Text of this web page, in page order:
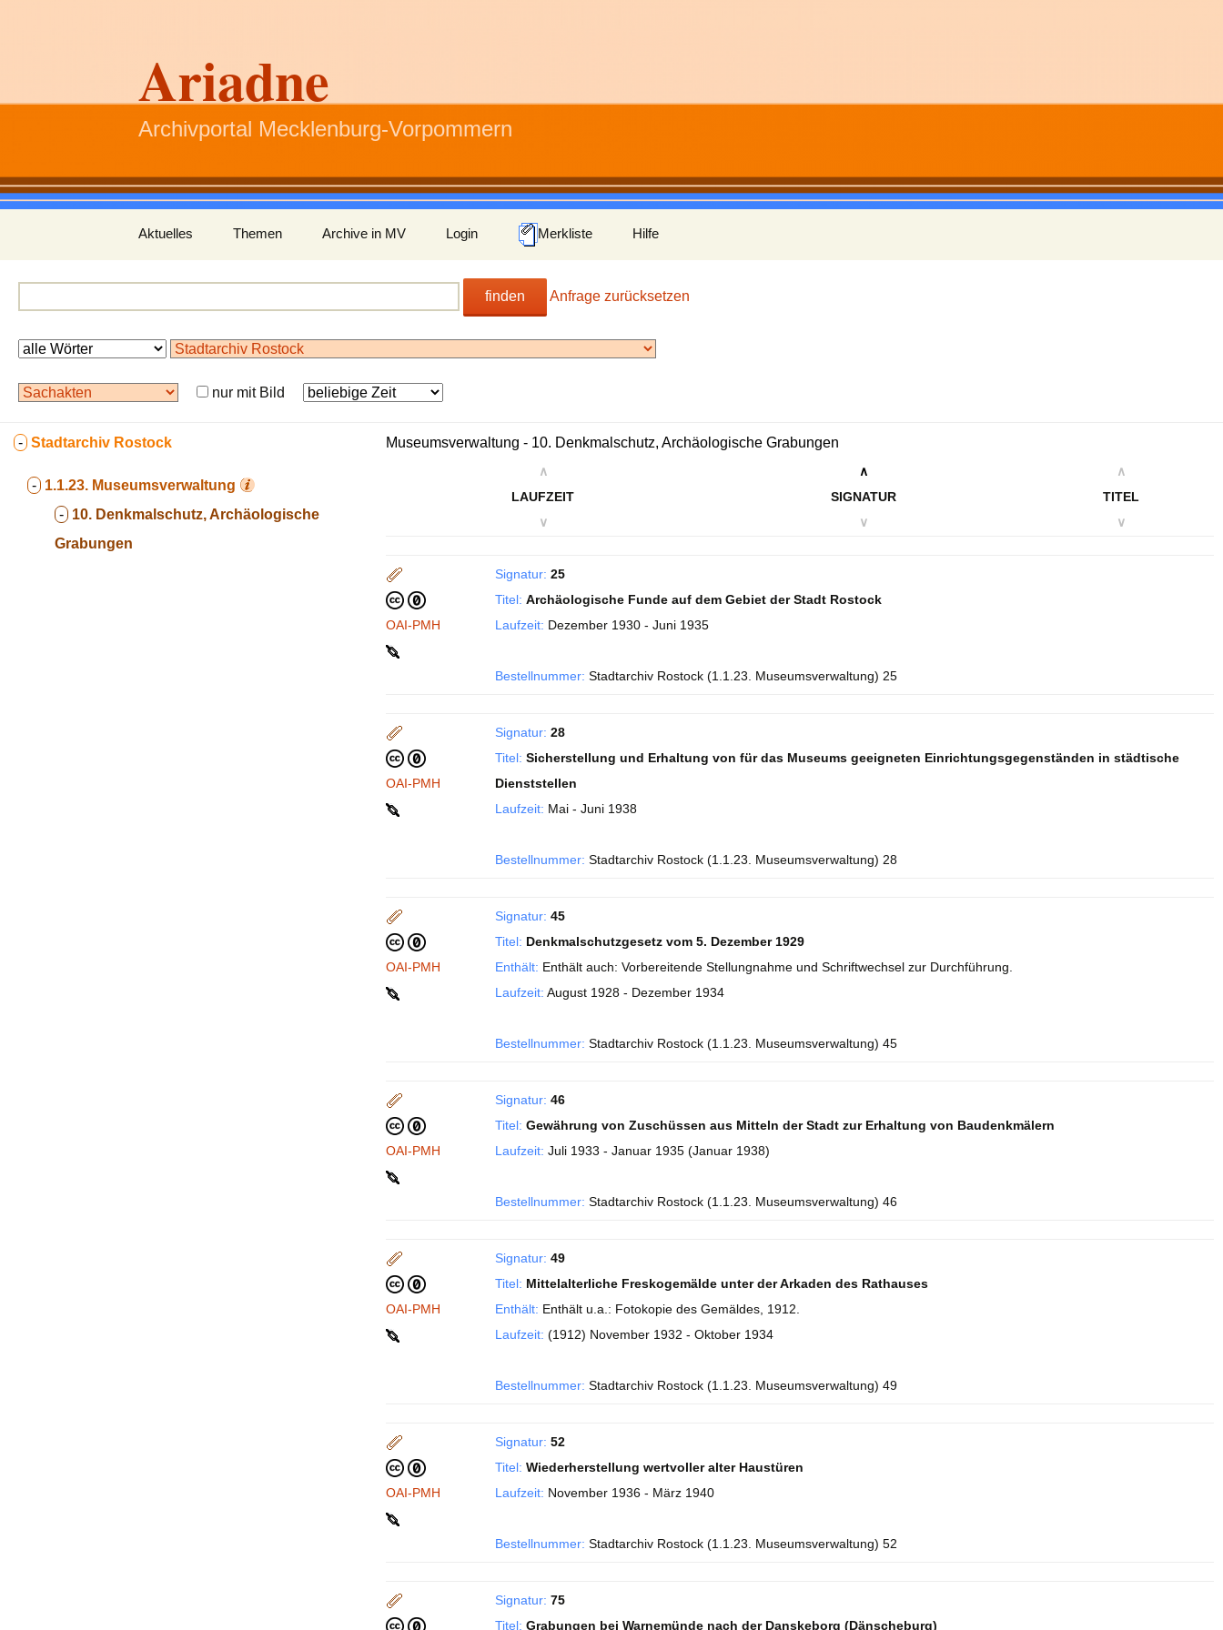
Ariadne
Archivportal Mecklenburg-Vorpommern
Inhalt
springen
Aktuelles Themen Archive in MV Login Merkliste Hilfe
finden Anfrage zurücksetzen
nur mit Bild
- Stadtarchiv Rostock
- 1.1.23. Museumsverwaltung
- 10. Denkmalschutz, Archäologische
Grabungen
Museumsverwaltung - 10. Denkmalschutz, Archäologische Grabungen
∧
LAUFZEIT
∨
∧
SIGNATUR
∨
∧
TITEL
∨
OAI-PMH
Signatur: 25
Titel: Archäologische Funde auf dem Gebiet der Stadt Rostock
Laufzeit: Dezember 1930 - Juni 1935
Bestellnummer: Stadtarchiv Rostock (1.1.23. Museumsverwaltung) 25
OAI-PMH
Signatur: 28
Titel: Sicherstellung und Erhaltung von für das Museums geeigneten Einrichtungsgegenständen in städtische
Dienststellen
Laufzeit: Mai - Juni 1938
Bestellnummer: Stadtarchiv Rostock (1.1.23. Museumsverwaltung) 28
OAI-PMH
Signatur: 45
Titel: Denkmalschutzgesetz vom 5. Dezember 1929
Enthält: Enthält auch: Vorbereitende Stellungnahme und Schriftwechsel zur Durchführung.
Laufzeit: August 1928 - Dezember 1934
Bestellnummer: Stadtarchiv Rostock (1.1.23. Museumsverwaltung) 45
OAI-PMH
Signatur: 46
Titel: Gewährung von Zuschüssen aus Mitteln der Stadt zur Erhaltung von Baudenkmälern
Laufzeit: Juli 1933 - Januar 1935 (Januar 1938)
Bestellnummer: Stadtarchiv Rostock (1.1.23. Museumsverwaltung) 46
OAI-PMH
Signatur: 49
Titel: Mittelalterliche Freskogemälde unter der Arkaden des Rathauses
Enthält: Enthält u.a.: Fotokopie des Gemäldes, 1912.
Laufzeit: (1912) November 1932 - Oktober 1934
Bestellnummer: Stadtarchiv Rostock (1.1.23. Museumsverwaltung) 49
OAI-PMH
Signatur: 52
Titel: Wiederherstellung wertvoller alter Haustüren
Laufzeit: November 1936 - März 1940
Bestellnummer: Stadtarchiv Rostock (1.1.23. Museumsverwaltung) 52
Signatur: 75
Titel: Grabungen bei Warnemünde nach der Danskeborg (Dänscheburg)